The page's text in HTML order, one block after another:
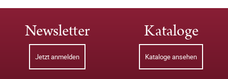
Newsletter
Jetzt anmelden
Kataloge
Kataloge ansehen